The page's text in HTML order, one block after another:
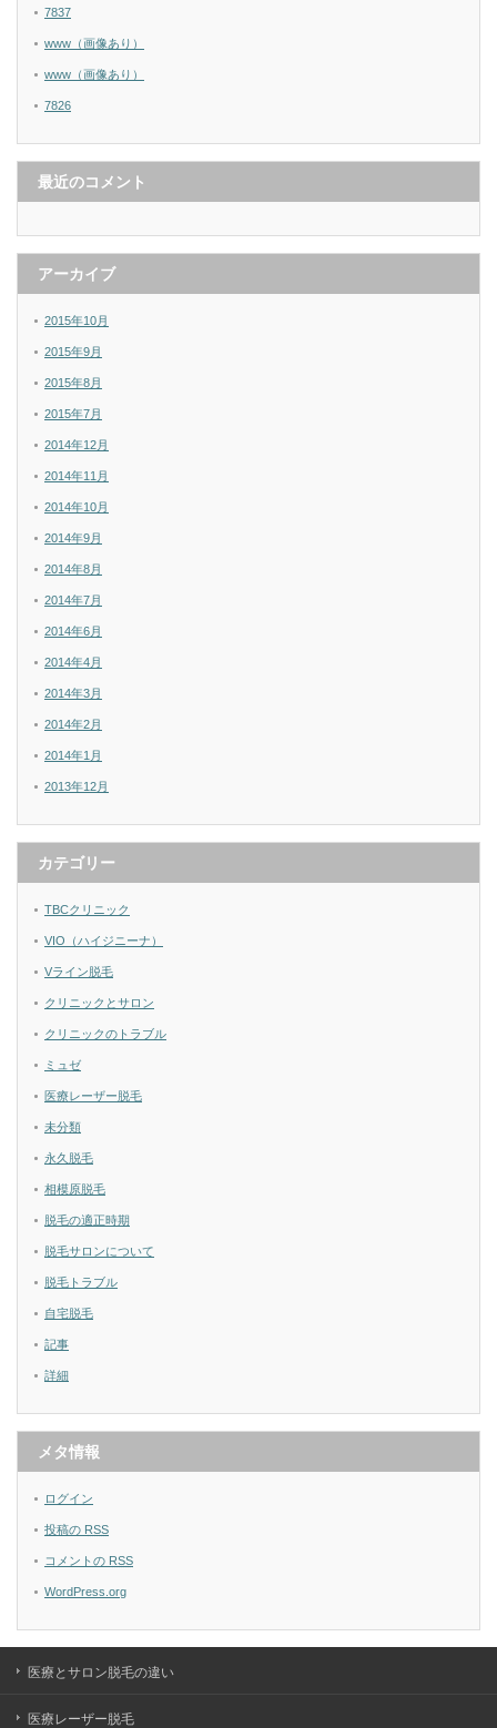
7837
www（画像あり）
www（画像あり）
7826
最近のコメント
アーカイブ
2015年10月
2015年9月
2015年8月
2015年7月
2014年12月
2014年11月
2014年10月
2014年9月
2014年8月
2014年7月
2014年6月
2014年4月
2014年3月
2014年2月
2014年1月
2013年12月
カテゴリー
TBCクリニック
VIO（ハイジニーナ）
Vライン脱毛
クリニックとサロン
クリニックのトラブル
ミュゼ
医療レーザー脱毛
未分類
永久脱毛
相模原脱毛
脱毛の適正時期
脱毛サロンについて
脱毛トラブル
自宅脱毛
記事
詳細
メタ情報
ログイン
投稿の RSS
コメントの RSS
WordPress.org
医療とサロン脱毛の違い
医療レーザー脱毛